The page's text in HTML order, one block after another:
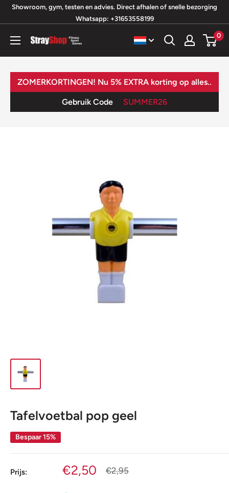
inhoud
Showroom, gym, testen en advies. Direct afhalen of snelle bezorging
Whatsapp: +31653558199
StrayShop
B.V.
0
ZOMERKORTINGEN! Nu 5% EXTRA korting op alles..
Gebruik Code SUMMER26
Tafelvoetbal pop geel
Bespaar 15%
Prijs: Verkoopprijs
€2,50
Normale
€2,95